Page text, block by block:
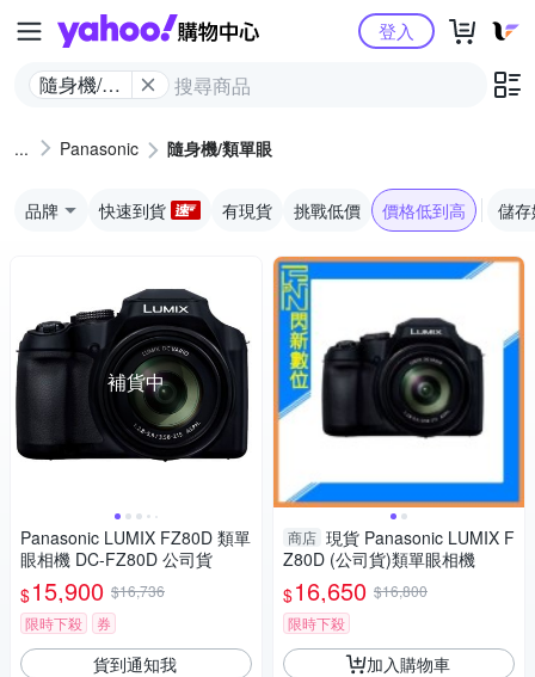
Yahoo購物中心
隨身機/類
登入
Panasonic 隨身機/類單眼
品牌 快速到貨 有現貨 挑戰低價 價格低到高 儲
補貨中
Panasonic LUMIX FZ80D 類單
眼相機 DC-FZ80D 公司貨
$15,900 $16,736
限時下殺
券
貨到通知我
商店 現貨 Panasonic LUMIX F
Z80D (公司貨)類單眼相機
$16,650 $16,800
限時下殺
加入購物車